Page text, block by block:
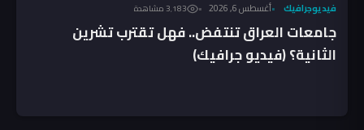
فيديوجرافيك أغسطس 6, 2026 3٬183 مشاهدة
جامعات العراق تنتفض.. فهل تقترب تشرين
الثانية؟ (فيديو جرافيك)